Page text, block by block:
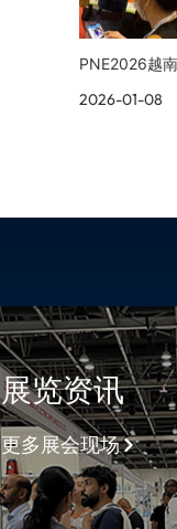
PNE2026越
2026-01-08
展览资讯
更多展会现场